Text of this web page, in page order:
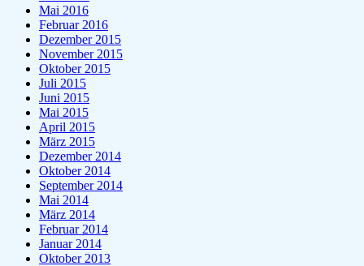
Mai 2016
Februar 2016
Dezember 2015
November 2015
Oktober 2015
Juli 2015
Juni 2015
Mai 2015
April 2015
März 2015
Dezember 2014
Oktober 2014
September 2014
Mai 2014
März 2014
Februar 2014
Januar 2014
Oktober 2013